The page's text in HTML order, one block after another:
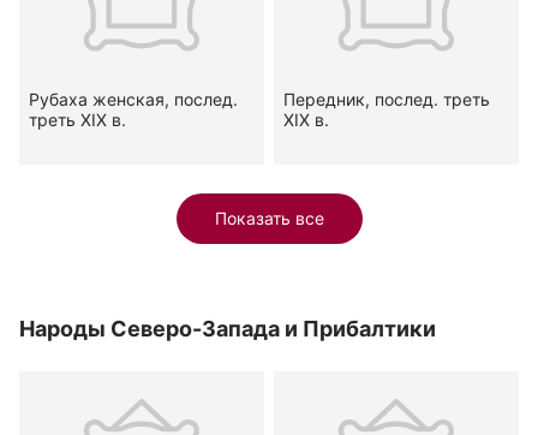
Рубаха женская, послед.
треть XIX в.
Передник, послед. треть
XIX в.
Показать все
Народы Северо-Запада и Прибалтики